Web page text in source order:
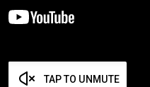
TAP TO UNMUTE